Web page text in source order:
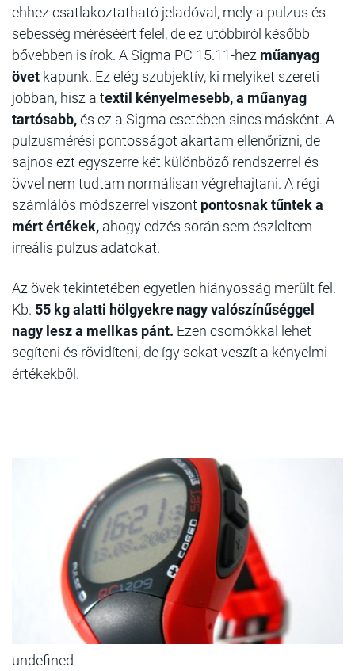
ehhez csatlakoztatható jeladóval, mely a pulzus és
sebesség méréséért felel, de ez utóbbiról később
bővebben is írok. A Sigma PC 15.11-hez műanyag
övet kapunk. Ez elég szubjektív, ki melyiket szereti
jobban, hisz a textil kényelmesebb, a műanyag
tartósabb,és ez a Sigma esetében sincs másként. A
pulzusmérési pontosságot akartam ellenőrizni, de
sajnos ezt egyszerre két különböző rendszerrel és
övvel nem tudtam normálisan végrehajtani. A régi
számlálós módszerrel viszont pontosnak tűntek a
mért értékek, ahogy edzés során sem észleltem
irreális pulzus adatokat.
Az övek tekintetében egyetlen hiányosság merült fel.
Kb. 55 kg alatti hölgyekre nagy valószínűséggel
nagy lesz a mellkas pánt. Ezen csomókkal lehet
segíteni és rövidíteni, de így sokat veszít a kényelmi
értékekből.
undefined